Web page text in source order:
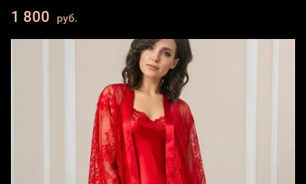
1 800 руб.